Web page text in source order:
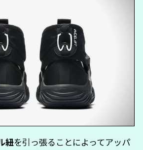
紐を引っ張ることによってアッパ